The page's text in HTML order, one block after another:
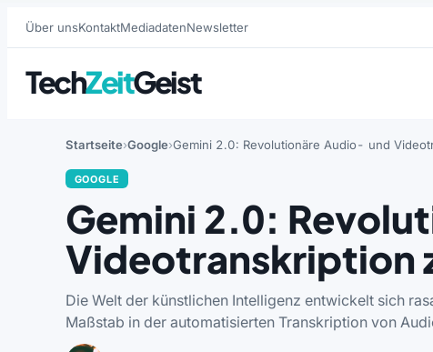
Über unsKontaktMediadatenNewsletter
TechZeitGeist
Startseite Google Gemini 2.0: Revolutionäre Audio- und
GOOGLE
Gemini 2.0:
Videotranskription
Die Welt der künstlichen Intelligenz entwickelt sich
Maßstab in der automatisierten Transkription von